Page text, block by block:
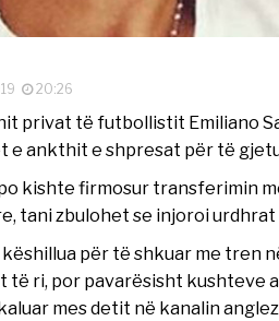
20:26
privat të futbollistit Emiliano
e ankthit e shpresat për të
kishte firmosur transferimin
tani zbulohet se injoroi
këshillua për të shkuar me tren
të ri, por pavarësisht kushteve
mes detit në kanalin